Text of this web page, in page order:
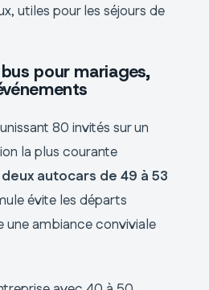
utiles pour les séjours de
pour mariages,
80 invités sur un
la plus courante
deux autocars de 49 à 53
évite les départs
une ambiance conviviale